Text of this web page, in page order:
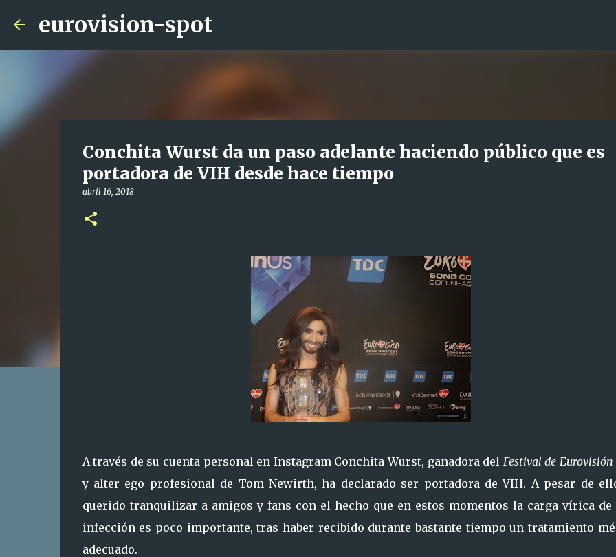
eurovision-spot
Conchita Wurst da un paso adelante haciendo público que es
portadora de VIH desde hace tiempo
abril 16, 2018
A través de su cuenta personal en Instagram Conchita Wurst, ganadora del Festival de Eurovisión
y alter ego profesional de Tom Newirth, ha declarado ser portadora de VIH. A pesar de
querido tranquilizar a amigos y fans con el hecho que en estos momentos la carga vírica de
infección es poco importante, tras haber recibido durante bastante tiempo un tratamiento
adecuado.